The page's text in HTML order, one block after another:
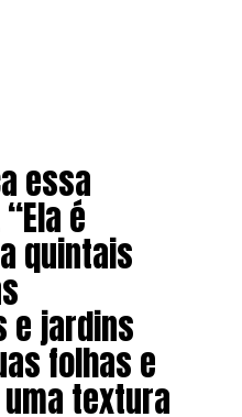
essa
é
quintais
e jardins
folhas e
textura